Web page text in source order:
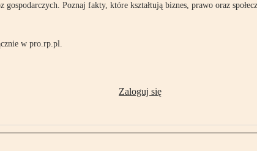
Poznaj fakty, które kształtują biznes, prawo oraz
w pro.rp.pl.
Zaloguj się